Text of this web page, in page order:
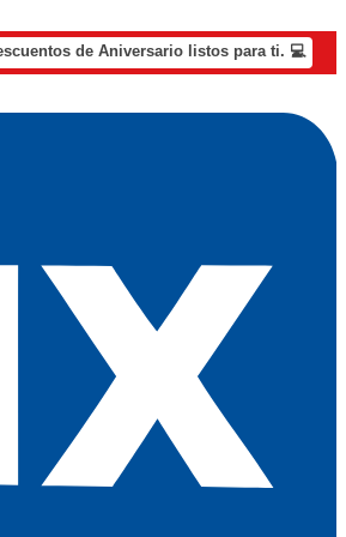
de Aniversario listos para ti. 💻